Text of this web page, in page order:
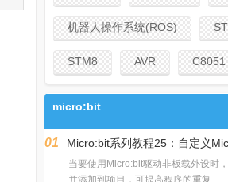
机器人操作系统(ROS)
STM8 AVR C8051
micro:bit
01 Micro:bit系列教程25：自定义
当要使用Micro:bit驱动非板载外设时
并添加到项目，可提高程序的重复